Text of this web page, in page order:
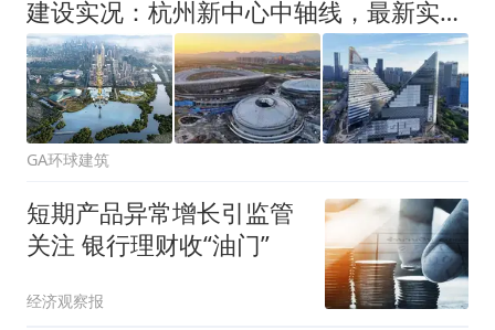
建设实况：杭州新中心中轴线，最新实景图！
GA环球建筑
短期产品异常增长引监管
关注 银行理财收“油门”
经济观察报